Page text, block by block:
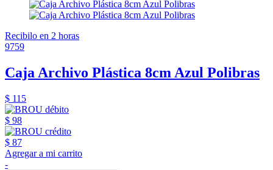
Recibilo en 2 horas
9759
Caja Archivo Plástica 8cm Azul Polibras
$ 115
$ 98
$ 87
Agregar a mi carrito
-